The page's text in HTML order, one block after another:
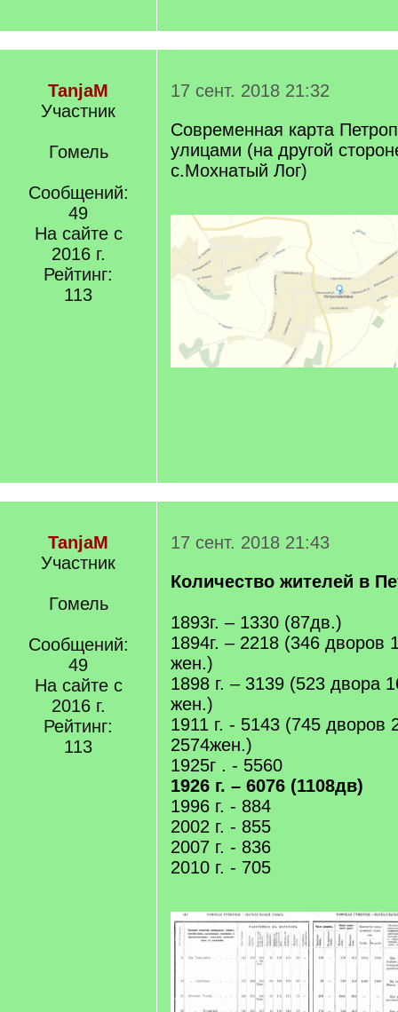
TanjaM
Участник
Гомель
Сообщений:
49
На сайте с
2016 г.
Рейтинг:
113
17 сент. 2018 21:32
Современная карта
улицами (на другой
с.Мохнатый Лог)
TanjaM
Участник
Гомель
Сообщений:
49
На сайте с
2016 г.
Рейтинг:
113
17 сент. 2018 21:43
Количество жителей в
1893г. – 1330 (87дв.)
1894г. – 2218 (346 дворов
жен.)
1898 г. – 3139 (523 двора
жен.)
1911 г. - 5143 (745 дворов
2574жен.)
1925г . - 5560
1926 г. – 6076 (1108дв)
1996 г. - 884
2002 г. - 855
2007 г. - 836
2010 г. - 705